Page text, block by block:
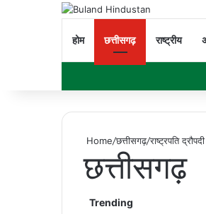
होम छत्तीसगढ़ राष्ट्रीय
Home/छत्तीसगढ़/राष्ट्रपति
छत्तीसगढ़
Trending